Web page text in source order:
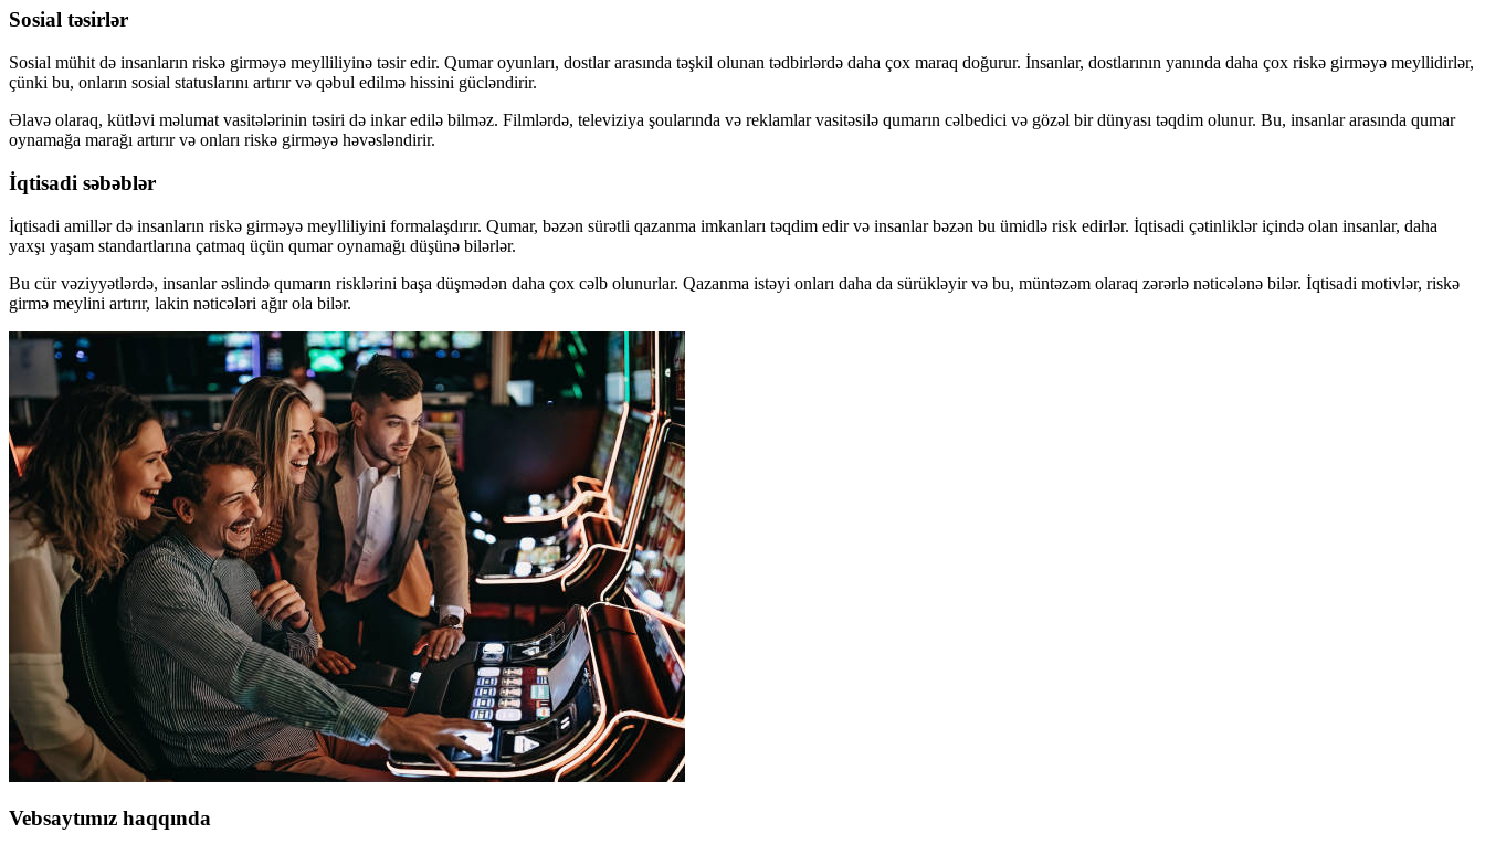
Sosial təsirlər
Sosial mühit də insanların riskə girməyə meylliliyinə təsir edir. Qumar oyunları, dostlar arasında təşkil olunan tədbirlərdə daha çox maraq doğurur. İnsanlar, dostlarının yanında daha çox riskə girməyə meyllidirlər,
çünki bu, onların sosial statuslarını artırır və qəbul edilmə hissini gücləndirir.
Əlavə olaraq, kütləvi məlumat vasitələrinin təsiri də inkar edilə bilməz. Filmlərdə, televiziya şoularında və reklamlar vasitəsilə qumarın cəlbedici və gözəl bir dünyası təqdim olunur. Bu, insanlar arasında qumar
oynamağa marağı artırır və onları riskə girməyə həvəsləndirir.
İqtisadi səbəblər
İqtisadi amillər də insanların riskə girməyə meylliliyini formalaşdırır. Qumar, bəzən sürətli qazanma imkanları təqdim edir və insanlar bəzən bu ümidlə risk edirlər. İqtisadi çətinliklər içində olan insanlar, daha
yaxşı yaşam standartlarına çatmaq üçün qumar oynamağı düşünə bilərlər.
Bu cür vəziyyətlərdə, insanlar əslində qumarın risklərini başa düşmədən daha çox cəlb olunurlar. Qazanma istəyi onları daha da sürükləyir və bu, müntəzəm olaraq zərərlə nəticələnə bilər. İqtisadi motivlər, riskə
girmə meylini artırır, lakin nəticələri ağır ola bilər.
Vebsaytımız haqqında